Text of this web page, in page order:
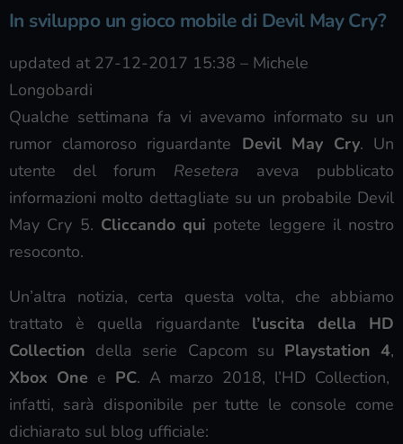
In sviluppo un gioco mobile di Devil May Cry?
updated at 27-12-2017 15:38 – Michele
Longobardi
Qualche settimana fa vi avevamo informato su un
rumor clamoroso riguardante Devil May Cry. Un
utente del forum Resetera aveva pubblicato
informazioni molto dettagliate su un probabile Devil
May Cry 5. Cliccando qui potete leggere il nostro
resoconto.
Un’altra notizia, certa questa volta, che abbiamo
trattato è quella riguardante l’uscita della HD
Collection della serie Capcom su Playstation 4,
Xbox One e PC. A marzo 2018, l’HD Collection,
infatti, sarà disponibile per tutte le console come
dichiarato sul blog ufficiale: